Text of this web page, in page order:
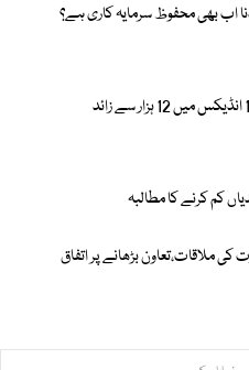
اب بھی محفوظ سرمایہ کاری ہے؟
پاکستان اسٹاک مارکیٹ کریش، 100 انڈیکس میں 12 ہزار سے زائد
کم کرنے کا مطالبہ
ملاقات،تعاون بڑھانے پر اتفاق